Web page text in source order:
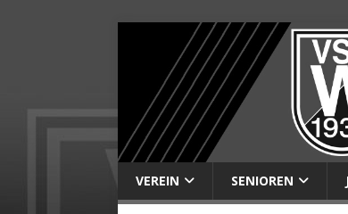
VEREIN SENIOREN